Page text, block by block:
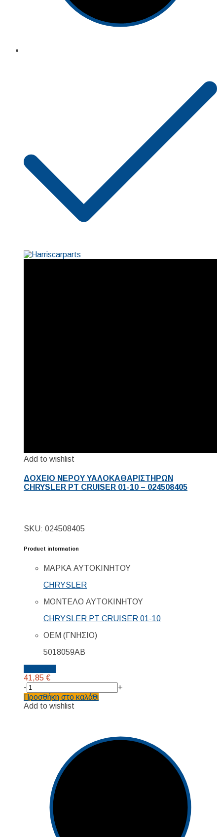
Add to wishlist
ΔΟΧΕΙΟ ΝΕΡΟΥ ΥΑΛΟΚΑΘΑΡΙΣΤΗΡΩΝ
CHRYSLER PT CRUISER 01-10 – 024508405
SKU: 024508405
Product information
ΜΑΡΚΑ ΑΥΤΟΚΙΝΗΤΟΥ
CHRYSLER
ΜΟΝΤΕΛΟ ΑΥΤΟΚΙΝΗΤΟΥ
CHRYSLER PT CRUISER 01-10
ΟΕΜ (ΓΝΗΣΙΟ)
5018059AB
41,85 €
-
+
Προσθήκη στο καλάθι
Add to wishlist